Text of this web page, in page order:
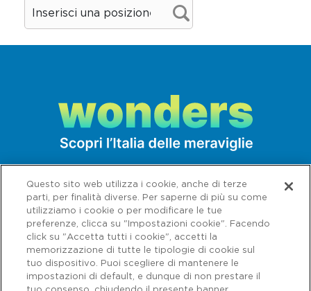
Questo sito web utilizza i cookie, anche di terze
parti, per finalità diverse. Per saperne di più su come
utilizziamo i cookie o per modificare le tue
preferenze, clicca su "Impostazioni cookie". Facendo
click su "Accetta tutti i cookie", accetti la
memorizzazione di tutte le tipologie di cookie sul
tuo dispositivo. Puoi scegliere di mantenere le
impostazioni di default, e dunque di non prestare il